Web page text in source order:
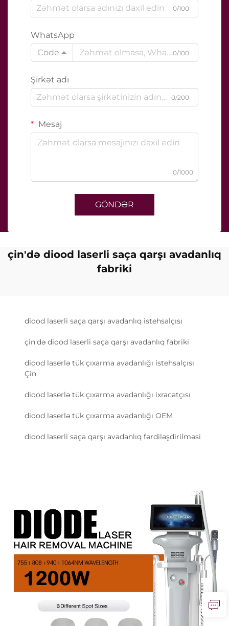
0/100
WhatsApp
Code
0/100
Şirkət adı
0/200
Mesaj
0/1000
GÖNDƏR
çin'də diood laserli saça qarşı avadanlıq
fabriki
diood laserli saça qarşı avadanlıq istehsalçısı
çin'də diood laserli saça qarşı avadanlıq fabriki
diood laserlə tük çıxarma avadanlığı istehsalçısı
Çin
diood laserlə tük çıxarma avadanlığı ixracatçısı
diood laserlə tük çıxarma avadanlığı OEM
diood laserli saça qarşı avadanlıq fərdiləşdirilməsi